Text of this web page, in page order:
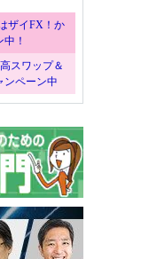
ザイFX！か
！
スワップ＆
ンペーン中